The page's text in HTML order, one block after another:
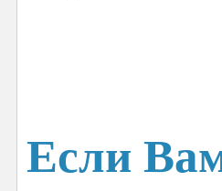
Если